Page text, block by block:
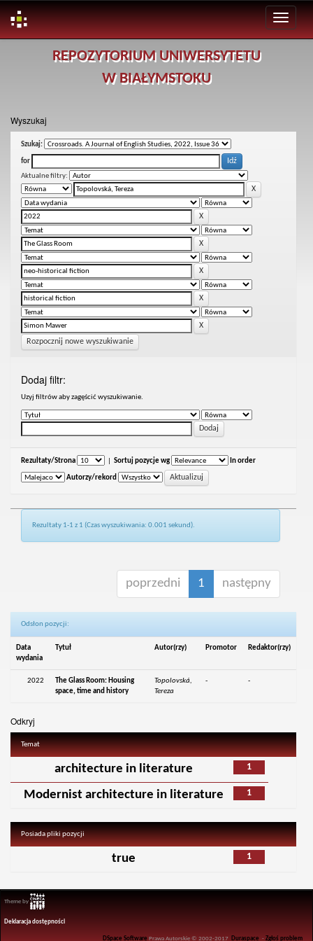
REPOZYTORIUM UNIWERSYTETU
W BIAŁYMSTOKU
Wyszukaj
Szukaj:
for
Aktualne filtry:
Rozpocznij nowe wyszukiwanie
Dodaj filtr:
Uzyj filtrów aby zagęścić wyszukiwanie.
Rezultaty/Strona Sortuj pozycje wg In order
Autorzy/rekord
Rezultaty 1-1 z 1 (Czas wyszukiwania: 0.001 sekund).
poprzedni 1 następny
Odsłon pozycji:
Data
wydania
Tytuł Autor(rzy) Promotor Redaktor(rzy)
2022
The Glass Room: Housing
space, time and history
Topolovská,
Tereza
- -
Odkryj
Temat
1
architecture in literature
1
Modernist architecture in literature
Posiada pliki pozycji
1
true
Theme by
Deklaracja dostępności
DSpace Software Prawa Autorskie © 2002-2017 Duraspace -Zgłoś problem